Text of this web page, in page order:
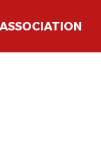
ASSOCIATION